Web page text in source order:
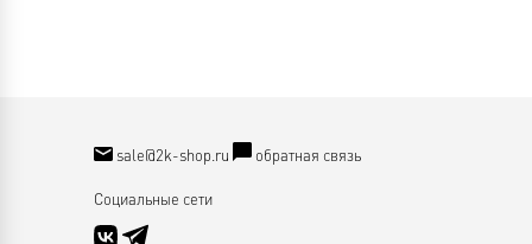
sale@2k-shop.ru обратная связь
Социальные сети